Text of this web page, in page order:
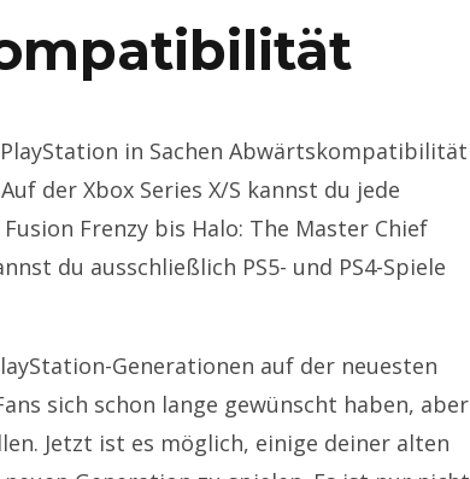
in Sachen Abwärtskompatibilität
der Xbox Series X/S kannst du jede
Frenzy bis Halo: The Master Chief
du ausschließlich PS5- und PS4-Spiele
Generationen auf der neuesten
sich schon lange gewünscht haben, aber
Jetzt ist es möglich, einige deiner alten